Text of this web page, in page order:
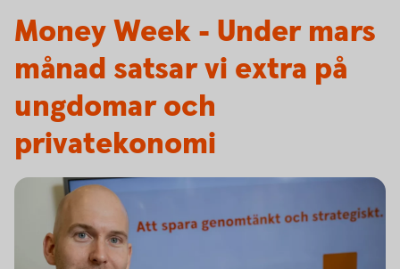
Money Week - Under mars
månad satsar vi extra på
ungdomar och
privatekonomi